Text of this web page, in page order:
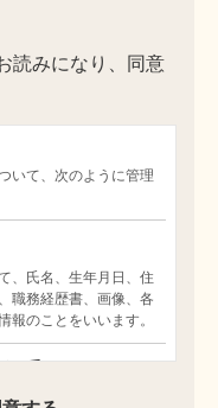
読みになり、同意